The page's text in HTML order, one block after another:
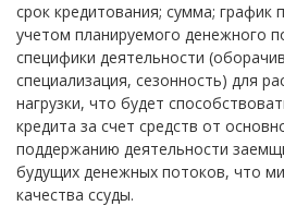
срок кредитования; сумма; график
учетом планируемого денежного
специфики деятельности
специализация, сезонность) для
нагрузки, что будет
кредита за счет средств от
поддержанию деятельности
будущих денежных потоков, что
качества ссуды.